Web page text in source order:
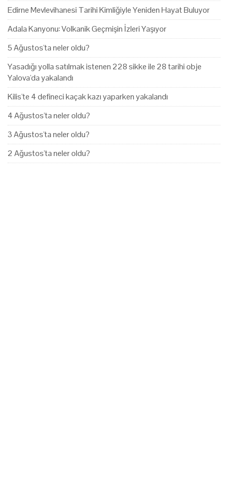
Edirne Mevlevihanesi Tarihi Kimliğiyle Yeniden Hayat Buluyor
Adala Kanyonu: Volkanik Geçmişin İzleri Yaşıyor
5 Ağustos'ta neler oldu?
Yasadığı yolla satılmak istenen 228 sikke ile 28 tarihi obje
Yalova'da yakalandı
Kilis'te 4 defineci kaçak kazı yaparken yakalandı
4 Ağustos'ta neler oldu?
3 Ağustos'ta neler oldu?
2 Ağustos'ta neler oldu?